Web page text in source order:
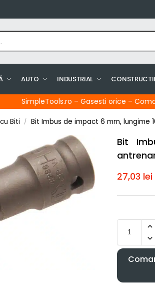
AUTO INDUSTRIAL CONSTRUCTII
SimpleTools.ro – Gasesti orice –
Biti / Bit Imbus de impact 6 mm, lungime
Bit
27,03 lei